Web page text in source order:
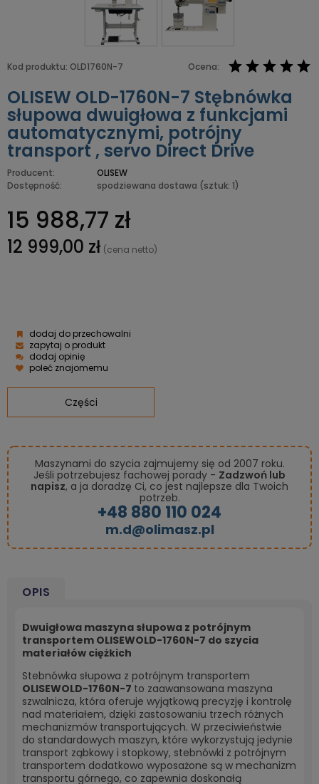
Ocena:
Kod produktu: OLD1760N-7
OLISEW OLD-1760N-7 Stębnówka
słupowa dwuigłowa z funkcjami
automatycznymi, potrójny
transport , servo Direct Drive
Producent:
OLISEW
Dostępność:
spodziewana dostawa (sztuk: 1)
15 988,77 zł
12 999,00 zł (cena netto)
dodaj do przechowalni
zapytaj o produkt
dodaj opinię
poleć znajomemu
Części
Maszynami do szycia zajmujemy się od 2007 roku.
Jeśli potrzebujesz fachowej porady - Zadzwoń lub
napisz, a ja doradzę Ci, co jest najlepsze dla Twoich
potrzeb.
+48 880 110 024
m.d@olimasz.pl
OPIS
Dwuigłowa maszyna słupowa z potrójnym
transportem OLISEWOLD-1760N-7 do szycia
materiałów ciężkich
Stebnówka słupowa z potrójnym transportem
OLISEWOLD-1760N-7 to zaawansowana maszyna
szwalnicza, która oferuje wyjątkową precyzję i kontrolę
nad materiałem, dzięki zastosowaniu trzech różnych
mechanizmów transportujących. W przeciwieństwie
do standardowych maszyn, które wykorzystują jedynie
transport ząbkowy i stopkowy, stebnówki z potrójnym
transportem dodatkowo wyposażone są w mechanizm
transportu górnego, co zapewnia doskonałą